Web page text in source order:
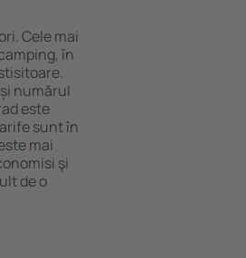
Cele mai
în
numărul
este
sunt în
mai
şi
de o